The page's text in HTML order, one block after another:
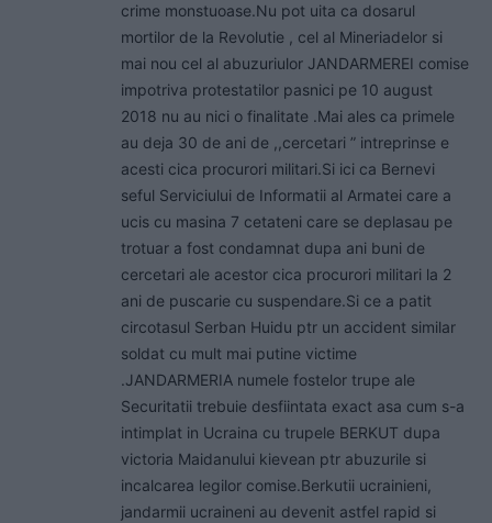
crime monstuoase.Nu pot uita ca dosarul
mortilor de la Revolutie , cel al Mineriadelor si
mai nou cel al abuzuriulor JANDARMEREI comise
impotriva protestatilor pasnici pe 10 august
2018 nu au nici o finalitate .Mai ales ca primele
au deja 30 de ani de ,,cercetari ” intreprinse e
acesti cica procurori militari.Si ici ca Bernevi
seful Serviciului de Informatii al Armatei care a
ucis cu masina 7 cetateni care se deplasau pe
trotuar a fost condamnat dupa ani buni de
cercetari ale acestor cica procurori militari la 2
ani de puscarie cu suspendare.Si ce a patit
circotasul Serban Huidu ptr un accident similar
soldat cu mult mai putine victime
.JANDARMERIA numele fostelor trupe ale
Securitatii trebuie desfiintata exact asa cum s-a
intimplat in Ucraina cu trupele BERKUT dupa
victoria Maidanului kievean ptr abuzurile si
incalcarea legilor comise.Berkutii ucrainieni,
jandarmii ucraineni au devenit astfel rapid si